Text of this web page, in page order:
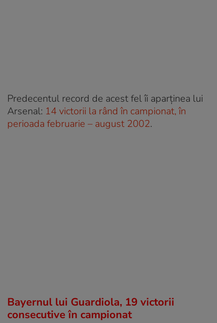
Predecentul record de acest fel îi aparținea lui
Arsenal: 14 victorii la rând în campionat, în
perioada februarie – august 2002.
Bayernul lui Guardiola, 19 victorii
consecutive în campionat